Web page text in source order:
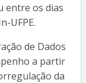
entre os dias
UFPE.
de Dados
a partir
da